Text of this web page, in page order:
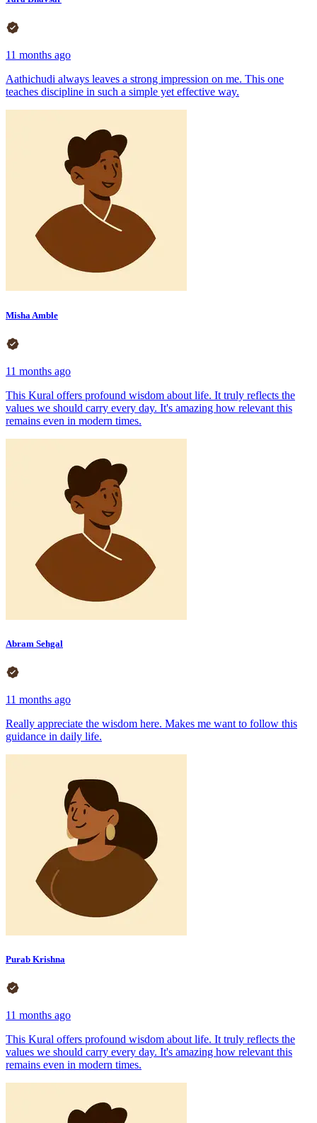
11 months ago
Aathichudi always leaves a strong impression on me. This one
teaches discipline in such a simple yet effective way.
Misha Amble
11 months ago
This Kural offers profound wisdom about life. It truly reflects the
values we should carry every day. It's amazing how relevant this
remains even in modern times.
Abram Sehgal
11 months ago
Really appreciate the wisdom here. Makes me want to follow this
guidance in daily life.
Purab Krishna
11 months ago
This Kural offers profound wisdom about life. It truly reflects the
values we should carry every day. It's amazing how relevant this
remains even in modern times.